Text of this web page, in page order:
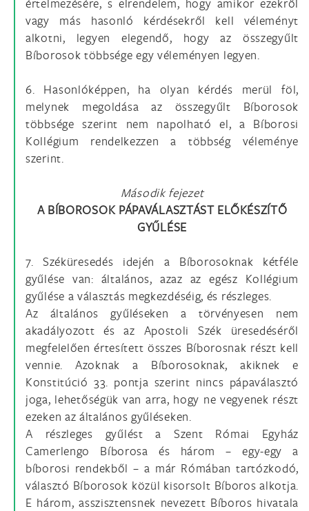
vagy más hasonló kérdésekről kell véleményt
alkotni, legyen elegendő, hogy az összegyűlt
Bíborosok többsége egy véleményen legyen.
6. Hasonlóképpen, ha olyan kérdés merül föl,
melynek megoldása az összegyűlt Bíborosok
többsége szerint nem napolható el, a Bíborosi
Kollégium rendelkezzen a többség véleménye
szerint.
Második fejezet
A BÍBOROSOK PÁPAVÁLASZTÁST ELŐKÉSZÍTŐ
GYŰLÉSE
7. Széküresedés idején a Bíborosoknak kétféle
gyűlése van: általános, azaz az egész Kollégium
gyűlése a választás megkezdéséig, és részleges.
Az általános gyűléseken a törvényesen nem
akadályozott és az Apostoli Szék üresedéséről
megfelelően értesített összes Bíborosnak részt kell
vennie. Azoknak a Bíborosoknak, akiknek e
Konstitúció 33. pontja szerint nincs pápaválasztó
joga, lehetőségük van arra, hogy ne vegyenek részt
ezeken az általános gyűléseken.
A részleges gyűlést a Szent Római Egyház
Camerlengo Bíborosa és három – egy-egy a
bíborosi rendekből – a már Rómában tartózkodó,
választó Bíborosok közül kisorsolt Bíboros alkotja.
E három, asszisztensnek nevezett Bíboros hivatala